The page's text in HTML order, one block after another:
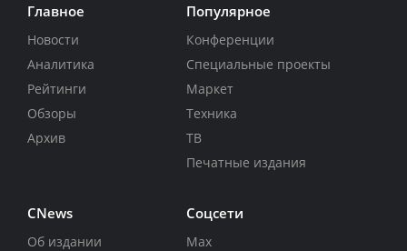
Главное
Новости
Аналитика
Рейтинги
Обзоры
Архив
Популярное
Конференции
Специальные проекты
Маркет
Техника
ТВ
Печатные издания
CNews
Об издании
Соцсети
Max